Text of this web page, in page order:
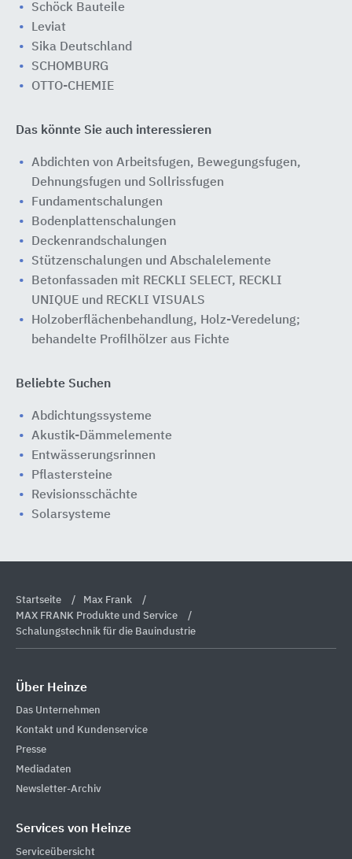
Schöck Bauteile
Leviat
Sika Deutschland
SCHOMBURG
OTTO-CHEMIE
Das könnte Sie auch interessieren
Abdichten von Arbeitsfugen, Bewegungsfugen,
Dehnungsfugen und Sollrissfugen
Fundamentschalungen
Bodenplattenschalungen
Deckenrandschalungen
Stützenschalungen und Abschalelemente
Betonfassaden mit RECKLI SELECT, RECKLI
UNIQUE und RECKLI VISUALS
Holzoberflächenbehandlung, Holz-Veredelung;
behandelte Profilhölzer aus Fichte
Beliebte Suchen
Abdichtungssysteme
Akustik-Dämmelemente
Entwässerungsrinnen
Pflastersteine
Revisionsschächte
Solarsysteme
Startseite
Max Frank
MAX FRANK Produkte und Service
Schalungstechnik für die Bauindustrie
Über Heinze
Das Unternehmen
Kontakt und Kundenservice
Presse
Mediadaten
Newsletter-Archiv
Services von Heinze
Serviceübersicht